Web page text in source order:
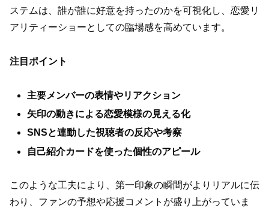
ステムは、誰が誰に好意を持ったのかを可視化し、恋愛リ
アリティーショーとしての臨場感を高めています。
注目ポイント
主要メンバーの表情やリアクション
矢印の動きによる恋愛模様の見える化
SNSと連動した視聴者の反応や考察
自己紹介カードを使った個性のアピール
このような工夫により、第一印象の瞬間がよりリアルに伝
わり、ファンの予想や応援コメントが盛り上がっていま